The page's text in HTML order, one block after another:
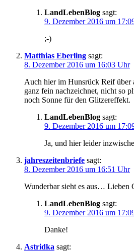
LandLebenBlog sagt:
9. Dezember 2016 um
;-)
Matthias Eberling sagt:
8. Dezember 2016 um 16:03 Uhr
Auch hier im Hunsrück Reif über
ganz fein nachzeichnet, nicht so
noch Sonne für den Glitzereffekt.
LandLebenBlog sagt:
9. Dezember 2016 um
Ja, und hier leider
jahreszeitenbriefe sagt:
8. Dezember 2016 um 16:51 Uhr
Wunderbar sieht es aus… Lieben
LandLebenBlog sagt:
9. Dezember 2016 um
Danke!
Astridka sagt: